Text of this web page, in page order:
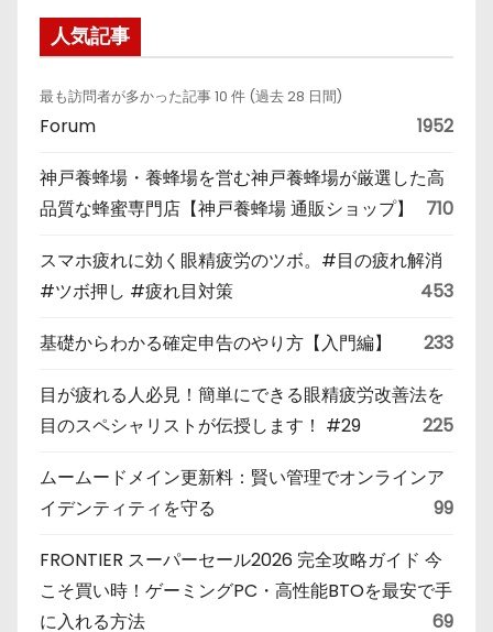
人気記事
最も訪問者が多かった記事 10 件 (過去 28 日間)
Forum 1952
神戸養蜂場・養蜂場を営む神戸養蜂場が厳選した高
品質な蜂蜜専門店【神戸養蜂場 通販ショップ】
710
スマホ疲れに効く眼精疲労のツボ。#目の疲れ解消
#ツボ押し #疲れ目対策
453
基礎からわかる確定申告のやり方【入門編】 233
目が疲れる人必見！簡単にできる眼精疲労改善法を
目のスペシャリストが伝授します！ #29
225
ムームードメイン更新料：賢い管理でオンラインア
イデンティティを守る
99
FRONTIER スーパーセール2026 完全攻略ガイド 今
こそ買い時！ゲーミングPC・高性能BTOを最安で手
に入れる方法
69